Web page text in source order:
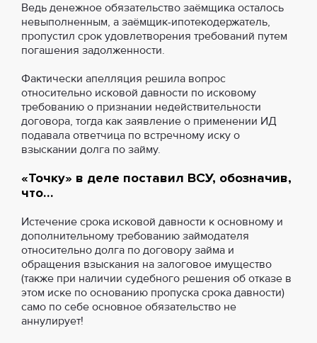
Ведь денежное обязательство заёмщика осталось
невыполненным, а заёмщик-ипотекодержатель,
пропустил срок удовлетворения требований путем
погашения задолженности.
Фактически апелляция решила вопрос
относительно исковой давности по исковому
требованию о признании недействительности
договора, тогда как заявление о применении ИД
подавала ответчица по встречному иску о
взыскании долга по займу.
«Точку» в деле поставил ВСУ, обозначив,
что…
Истечение срока исковой давности к основному и
дополнительному требованию займодателя
относительно долга по договору займа и
обращения взыскания на залоговое имущество
(также при наличии судебного решения об отказе в
этом иске по основанию пропуска срока давности)
само по себе основное обязательство не
аннулирует!